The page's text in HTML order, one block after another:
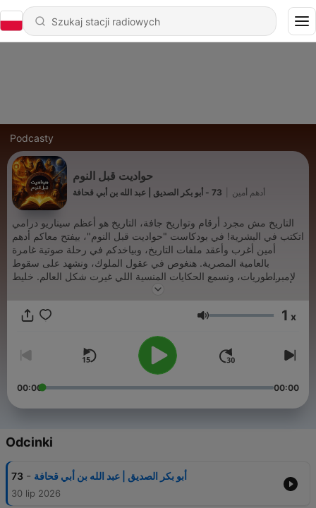
Podcasty
حواديت قبل النوم
أدهم أمين 73 - أبو بكر الصديق | عبد الله بن أبي قحافة
التاريخ مش مجرد أرقام وتواريخ جافة، التاريخ هو أعظم سيناريو درامي
اتكتب في البشرية! في بودكاست "حواديت قبل النوم"، بيفتح معاكم أدهم
أمين أغرب وأعقد ملفات التاريخ، وبياخدكم في رحلة صوتية غامرة
بالعامية المصرية. هنغوص في عقول الملوك، ونشهد على سقوط
الإمبراطوريات، ونسمع الحكايات المنسية اللي غيرت شكل العالم. خليط
بين التحليل النفسي، الدراما التاريخية، والقصة الممتعة. جهز قهوتك أو
Głośność 1 x
00:00 00:00
Odcinki
73 - أبو بكر الصديق | عبد الله بن أبي قحافة
30 lip 2026